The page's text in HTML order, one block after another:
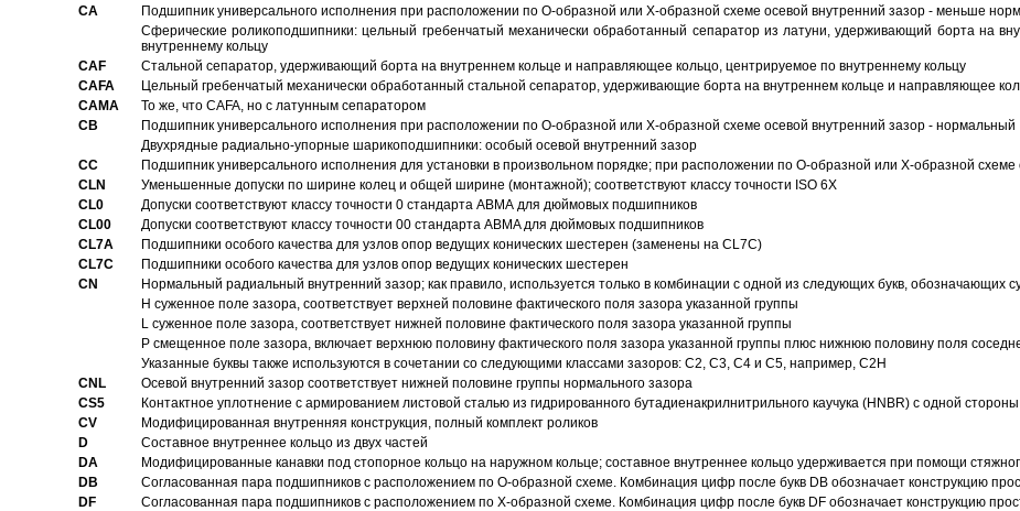
CA
Подшипник универсального исполнения при расположении по О-образной или Х-образной схеме осевой внутренний зазор - меньше
Сферические роликоподшипники: цельный гребенчатый механически обработанный сепаратор из латуни, удерживающий борта на
внутреннему кольцу
CAF
Стальной сепаратор, удерживающий борта на внутреннем кольце и направляющее кольцо, центрируемое по внутреннему кольцу
CAFA
Цельный гребенчатый механически обработанный стальной сепаратор, удерживающие борта на внутреннем кольце и направляющее
CAMA
То же, что CAFA, но с латунным сепаратором
CB
Подшипник универсального исполнения при расположении по О-образной или Х-образной схеме осевой внутренний зазор - нормальный
Двухрядные радиально-упорные шарикоподшипники: особый осевой внутренний зазор
CC
Подшипник универсального исполнения для установки в произвольном порядке; при расположении по О-образной или Х-образной
CLN
Уменьшенные допуски по ширине колец и общей ширине (монтажной); соответствуют классу точности ISO 6X
CL0
Допуски соответствуют классу точности 0 стандарта АВМА для дюймовых подшипников
CL00
Допуски соответствуют классу точности 00 стандарта ABMA для дюймовых подшипников
CL7A
Подшипники особого качества для узлов опор ведущих конических шестерен (заменены на CL7C)
CL7C
Подшипники особого качества для узлов опор ведущих конических шестерен
CN
Hормальный радиальный внутренний зазор; как правило, используется только в комбинации с одной из следующих букв, обозначающих
H суженное поле зазора, соответствует верхней половине фактического поля зазора указанной группы
L суженное поле зазора, соответствует нижней половине фактического поля зазора указанной группы
P смещенное поле зазора, включает верхнюю половину фактического поля зазора указанной группы плюс нижнюю половину поля
Указанные буквы также используются в сочетании со следующими классами зазоров: С2, C3, С4 и С5, например, С2Н
CNL
Осевой внутренний зазор соответствует нижней половине группы нормального зазора
CS5
Контактное уплотнение с армированием листовой сталью из гидрированного бутадиенакрилнитрильного каучука (HNBR) с одной
CV
Модифицированная внутренняя конструкция, полный комплект роликов
D
Составное внутреннее кольцо из двух частей
DA
Модифицированные канавки под стопорное кольцо на наружном кольце; составное внутреннее кольцо удерживается при помощи
DB
Согласованная пара подшипников с расположением по О-образной схеме. Комбинация цифр после букв DB обозначает конструкцию
DF
Согласованная пара подшипников с расположением по Х-образной схеме. Комбинация цифр после букв DF обозначает конструкцию